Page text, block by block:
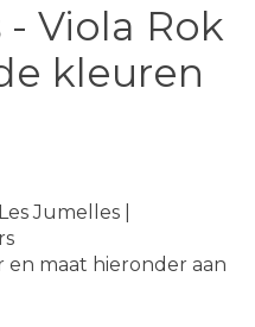
- Viola Rok
kleuren
Jumelles |
maat hieronder aan